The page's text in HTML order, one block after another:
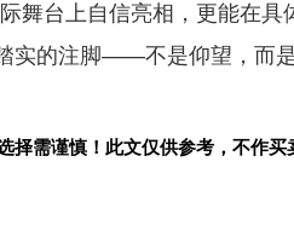
舞台上自信亮相，更能在
实的注脚——不是仰望，而是
择需谨慎！此文仅供参考，不作买